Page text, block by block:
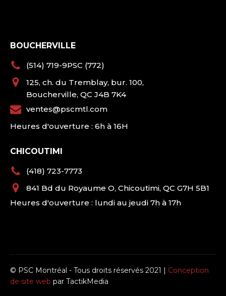
BOUCHERVILLE
(514) 719-9PSC (772)
125, ch. du Tremblay, bur. 100,
Boucherville, QC J4B 7K4
ventes@pscmtl.com
Heures d'ouverture : 6h à 16H
CHICOUTIMI
(418) 723-7773
841 Bd du Royaume O, Chicoutimi, QC G7H 5B1
Heures d'ouverture : lundi au jeudi 7h à 17h
© PSC Montréal - Tous droits réservés 2021 | Conception
de site web par TactikMedia